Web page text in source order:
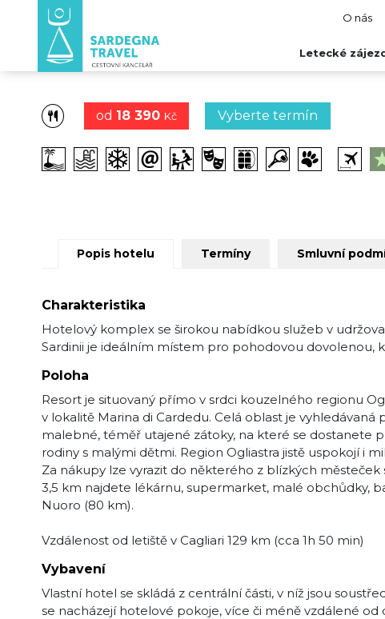
O nás
Letecké
od 18 390 Kč Vyberte termín
Popis hotelu Termíny Smluvní
Charakteristika
Hotelový komplex se širokou nabídkou služeb v
Sardinii je ideálním místem pro pohodovou dovolenou,
Poloha
Resort je situovaný přímo v srdci kouzelného regionu
v lokalitě Marina di Cardedu. Celá oblast je
malebné, téměř utajené zátoky, na které se dostanete
rodiny s malými dětmi. Region Ogliastra jistě uspokojí i
Za nákupy lze vyrazit do některého z blízkých
3,5 km najdete lékárnu, supermarket, malé obchůdky,
Nuoro (80 km).
Vzdálenost od letiště v Cagliari 129 km (cca 1h 50 min)
Vybavení
Vlastní hotel se skládá z centrální části, v níž jsou
se nacházejí hotelové pokoje, více či méně vzdálené od